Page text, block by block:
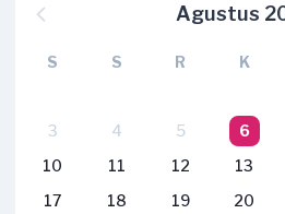
Agustus
S S R K
3
4 5 6
10
11 12 13
17
18 19 20